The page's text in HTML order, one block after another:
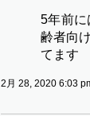
5年前に
齢者向
てます
2月 28, 2020 6:03